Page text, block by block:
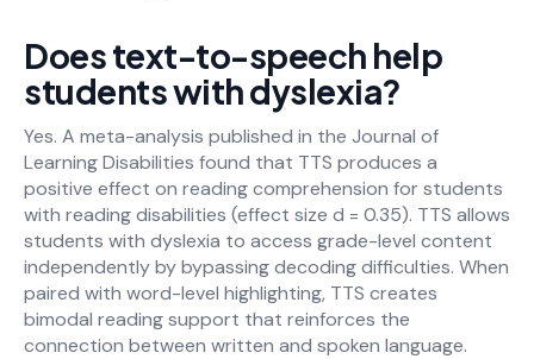
Does text-to-speech help
students with dyslexia?
Yes. A meta-analysis published in the Journal of
Learning Disabilities found that TTS produces a
positive effect on reading comprehension for students
with reading disabilities (effect size d = 0.35). TTS allows
students with dyslexia to access grade-level content
independently by bypassing decoding difficulties. When
paired with word-level highlighting, TTS creates
bimodal reading support that reinforces the
connection between written and spoken language.